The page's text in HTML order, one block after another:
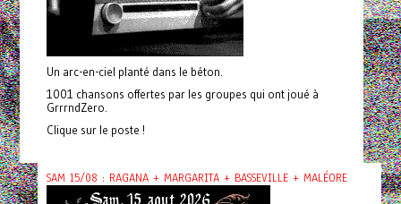
Un arc-en-ciel planté dans le béton.
1001 chansons offertes par les groupes qui ont joué à
GrrrndZero.
Clique sur le poste !
SAM 15/08 : RAGANA + MARGARITA + BASSEVILLE + MALÉORE